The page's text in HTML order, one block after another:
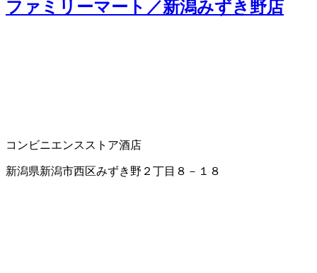
ファミリーマート／新潟みずき野店
コンビニエンスストア酒店
新潟県新潟市西区みずき野２丁目８－１８